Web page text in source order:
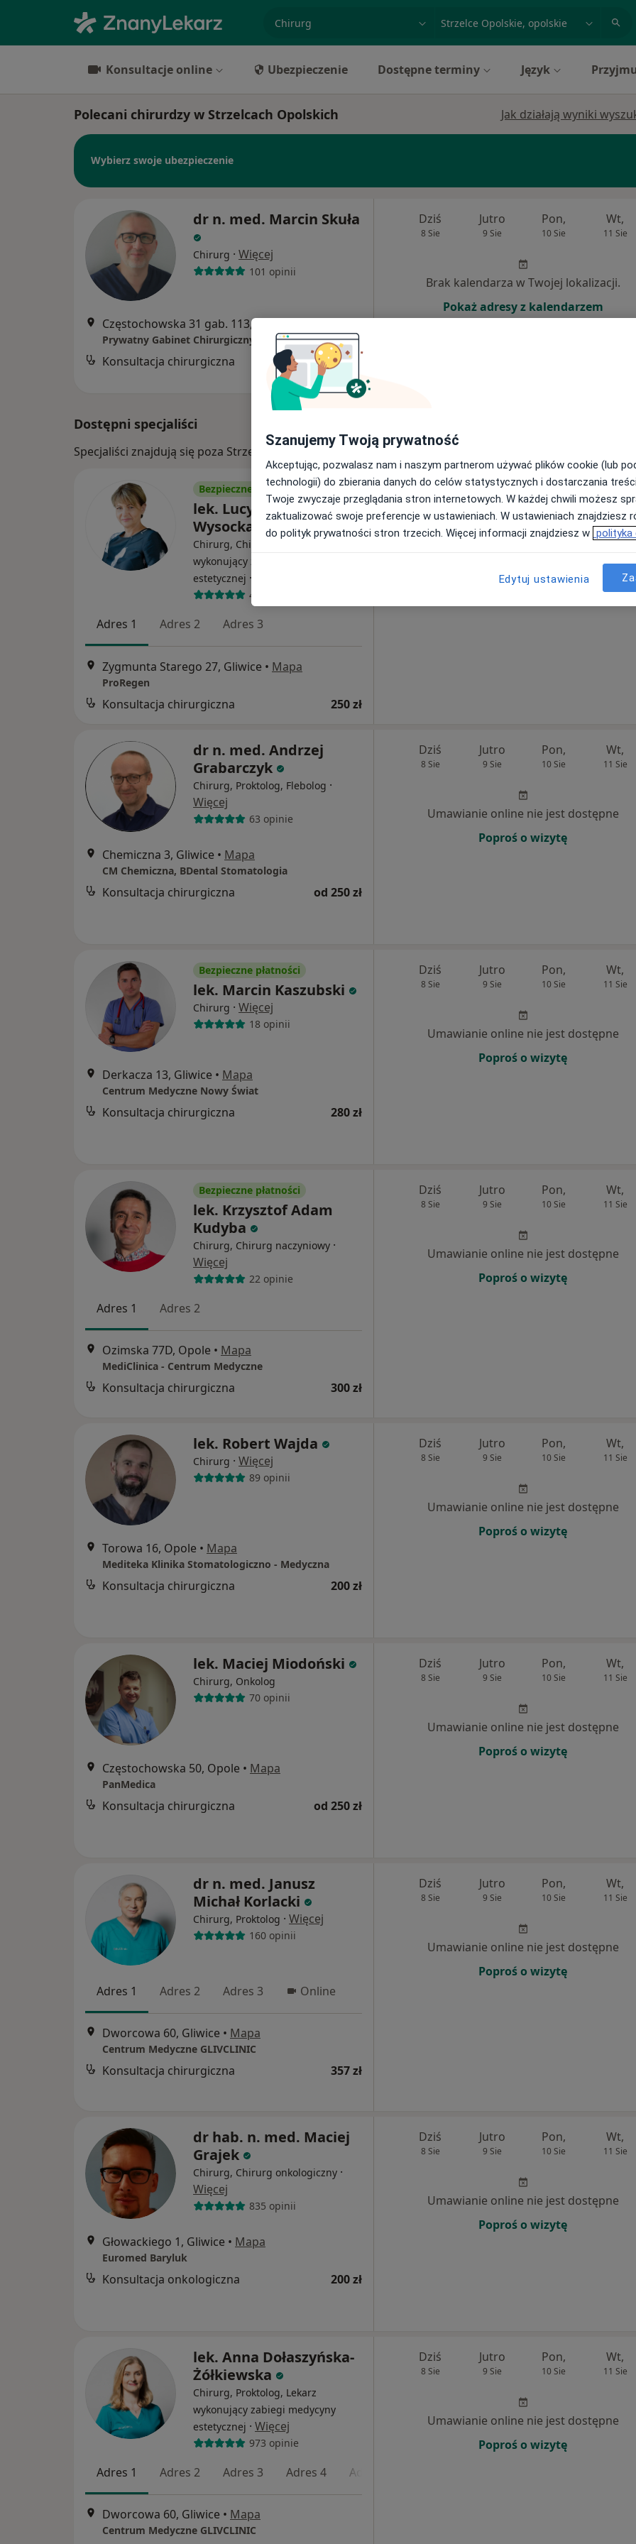
Konsultacje online Ubezpieczenie Dostępne terminy Język
Polecani chirurdzy w Strzelcach Opolskich Jak działają wyniki
Wybierz swoje ubezpieczenie
dr n. med. Marcin Skuła
Chirurg · Więcej
101 opinii
Prywatny Gabinet Chirurgiczny
Konsultacja chirurgiczna Brak ceny
Dziś
8 Sie
Jutro
9 Sie
Pon,
10 Sie
Wt,
11 Sie
Brak kalendarza w Twojej lokalizacji.
Pokaż adresy z kalendarzem
Dostępni specjaliści
Specjaliści znajdują się poza Strzelce Opolskie, opolskie, w obszarach bliskich Twojemu wyszukiwaniu.
Bezpieczne płatności
lek. Lucyna Władysława
Wysocka
Chirurg, Chirurg dziecięcy, Lekarz
wykonujący zabiegi medycyny
estetycznej ·
42 opinie
Adres 1 Adres 2 Adres 3
Zygmunta Starego 27, Gliwice • Mapa
ProRegen
Konsultacja chirurgiczna 250 zł
Dziś
8 Sie
Jutro
9 Sie
Pon,
10 Sie
Wt,
11 Sie
Poproś o wizytę
dr n. med. Andrzej
Grabarczyk
Chirurg, Proktolog, Flebolog ·
Więcej
63 opinie
Chemiczna 3, Gliwice • Mapa
CM Chemiczna, BDental Stomatologia
Konsultacja chirurgiczna od 250 zł
Dziś
8 Sie
Jutro
9 Sie
Pon,
10 Sie
Wt,
11 Sie
Umawianie online nie jest dostępne
Poproś o wizytę
Bezpieczne płatności
lek. Marcin Kaszubski
Chirurg · Więcej
18 opinii
Derkacza 13, Gliwice • Mapa
Centrum Medyczne Nowy Świat
Konsultacja chirurgiczna 280 zł
Dziś
8 Sie
Jutro
9 Sie
Pon,
10 Sie
Wt,
11 Sie
Umawianie online nie jest dostępne
Poproś o wizytę
Bezpieczne płatności
lek. Krzysztof Adam
Kudyba
Chirurg, Chirurg naczyniowy ·
Więcej
22 opinie
Adres 1 Adres 2
Ozimska 77D, Opole • Mapa
MediClinica - Centrum Medyczne
Konsultacja chirurgiczna 300 zł
Dziś
8 Sie
Jutro
9 Sie
Pon,
10 Sie
Wt,
11 Sie
Umawianie online nie jest dostępne
Poproś o wizytę
lek. Robert Wajda
Chirurg · Więcej
89 opinii
Torowa 16, Opole • Mapa
Mediteka Klinika Stomatologiczno - Medyczna
Konsultacja chirurgiczna 200 zł
Dziś
8 Sie
Jutro
9 Sie
Pon,
10 Sie
Wt,
11 Sie
Umawianie online nie jest dostępne
Poproś o wizytę
lek. Maciej Miodoński
Chirurg, Onkolog
70 opinii
Częstochowska 50, Opole • Mapa
PanMedica
Konsultacja chirurgiczna od 250 zł
Dziś
8 Sie
Jutro
9 Sie
Pon,
10 Sie
Wt,
11 Sie
Umawianie online nie jest dostępne
Poproś o wizytę
dr n. med. Janusz
Michał Korlacki
Chirurg, Proktolog · Więcej
160 opinii
Adres 1 Adres 2 Adres 3 Online
Dworcowa 60, Gliwice • Mapa
Centrum Medyczne GLIVCLINIC
Konsultacja chirurgiczna 357 zł
Dziś
8 Sie
Jutro
9 Sie
Pon,
10 Sie
Wt,
11 Sie
Umawianie online nie jest dostępne
Poproś o wizytę
dr hab. n. med. Maciej
Grajek
Chirurg, Chirurg onkologiczny ·
Więcej
835 opinii
Głowackiego 1, Gliwice • Mapa
Euromed Baryluk
Konsultacja onkologiczna 200 zł
Dziś
8 Sie
Jutro
9 Sie
Pon,
10 Sie
Wt,
11 Sie
Umawianie online nie jest dostępne
Poproś o wizytę
lek. Anna Dołaszyńska-
Żółkiewska
Chirurg, Proktolog, Lekarz
wykonujący zabiegi medycyny
estetycznej · Więcej
973 opinie
Adres 1 Adres 2 Adres 3 Adres 4 Adres 5
Dworcowa 60, Gliwice • Mapa
Centrum Medyczne GLIVCLINIC
Dziś
8 Sie
Jutro
9 Sie
Pon,
10 Sie
Wt,
11 Sie
Umawianie online nie jest dostępne
Poproś o wizytę
Szanujemy Twoją prywatność
Akceptując, pozwalasz nam i naszym partnerom używać plików cookie (lub
technologii) do zbierania danych do celów statystycznych i dostarczania
Twoje zwyczaje przeglądania stron internetowych. W każdej chwili możesz
zaktualizować swoje preferencje w ustawieniach. W ustawieniach znajdziesz
do polityk prywatności stron trzecich. Więcej informacji znajdziesz w polityka
Edytuj ustawienia